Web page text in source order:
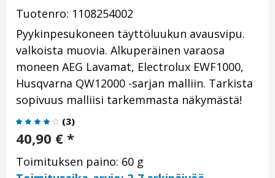
Tuotenro: 1108254002
Pyykinpesukoneen täyttöluukun avausvipu.
valkoista muovia. Alkuperäinen varaosa
moneen AEG Lavamat, Electrolux EWF1000,
Husqvarna QW12000 -sarjan malliin. Tarkista
sopivuus malliisi tarkemmasta näkymästä!
(3)
40,90 € *
Toimituksen paino: 60 g